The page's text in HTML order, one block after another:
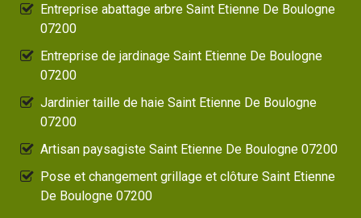
Entreprise abattage arbre Saint Etienne De Boulogne
07200
Entreprise de jardinage Saint Etienne De Boulogne
07200
Jardinier taille de haie Saint Etienne De Boulogne
07200
Artisan paysagiste Saint Etienne De Boulogne 07200
Pose et changement grillage et clôture Saint Etienne
De Boulogne 07200